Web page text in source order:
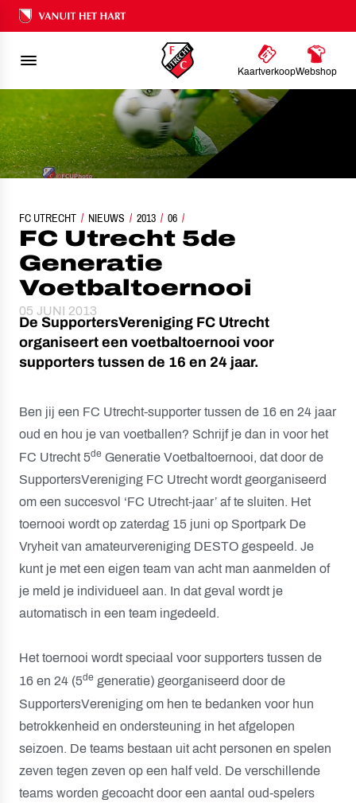
Ons nalatenschap
KaartverkoopWebshop
FC UTRECHT NIEUWS 2013 06
FC UTRECHT 5DE GENERATIE VOETBALTOERNOOI
FC Utrecht 5de
Generatie
Voetbaltoernooi
05 JUNI 2013
De SupportersVereniging FC Utrecht
organiseert een voetbaltoernooi voor
supporters tussen de 16 en 24 jaar.
Ben jij een FC Utrecht-supporter tussen de 16 en 24 jaar
oud en hou je van voetballen? Schrijf je dan in voor het
FC Utrecht 5de Generatie Voetbaltoernooi, dat door de
SupportersVereniging FC Utrecht wordt georganiseerd
om een succesvol ‘FC Utrecht-jaar’ af te sluiten. Het
toernooi wordt op zaterdag 15 juni op Sportpark De
Vryheit van amateurvereniging DESTO gespeeld. Je
kunt je met een eigen team van acht man aanmelden of
je meld je individueel aan. In dat geval wordt je
automatisch in een team ingedeeld.
Het toernooi wordt speciaal voor supporters tussen de
16 en 24 (5de generatie) georganiseerd door de
SupportersVereniging om hen te bedanken voor hun
betrokkenheid en ondersteuning in het afgelopen
seizoen. De teams bestaan uit acht personen en spelen
zeven tegen zeven op een half veld. De verschillende
teams worden gecoacht door een aantal oud-spelers